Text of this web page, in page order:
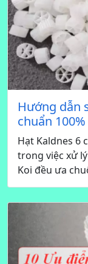
Hướng dẫn
chuẩn 100%
Hạt Kaldnes 6
trong việc xử
Koi đều ưa